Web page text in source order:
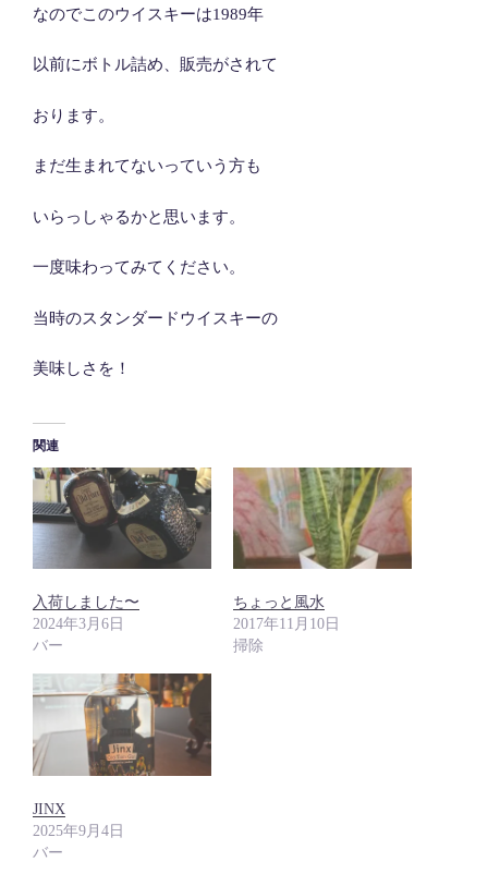
なのでこのウイスキーは1989年
以前にボトル詰め、販売がされて
おります。
まだ生まれてないっていう方も
いらっしゃるかと思います。
一度味わってみてください。
当時のスタンダードウイスキーの
美味しさを！
関連
入荷しました〜
2024年3月6日
バー
ちょっと風水
2017年11月10日
掃除
JINX
2025年9月4日
バー